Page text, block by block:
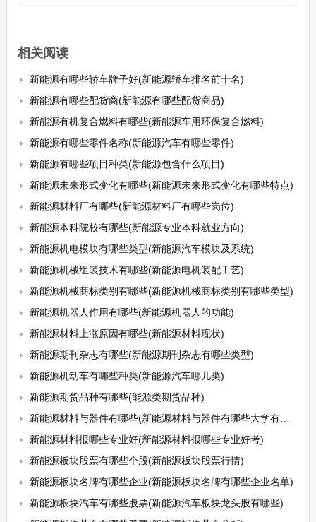
相关阅读
新能源有哪些轿车牌子好(新能源轿车排名前十名)
新能源有哪些配货商(新能源有哪些配货商品)
新能源有机复合燃料有哪些(新能源车用环保复合燃料)
新能源有哪些零件名称(新能源汽车有哪些零件)
新能源有哪些项目种类(新能源包含什么项目)
新能源未来形式变化有哪些(新能源未来形式变化有哪些特点)
新能源材料厂有哪些(新能源材料厂有哪些岗位)
新能源本科院校有哪些(新能源专业本科就业方向)
新能源机电模块有哪些类型(新能源汽车模块及系统)
新能源机械组装技术有哪些(新能源电机装配工艺)
新能源机械商标类别有哪些(新能源机械商标类别有哪些类型)
新能源机器人作用有哪些(新能源机器人的功能)
新能源材料上涨原因有哪些(新能源材料现状)
新能源期刊杂志有哪些(新能源期刊杂志有哪些类型)
新能源机动车有哪些种类(新能源汽车哪几类)
新能源期货品种有哪些(能源类期货品种)
新能源材料与器件有哪些(新能源材料与器件有哪些大学有这个专业)
新能源材料报哪些专业好(新能源材料报哪些专业好考)
新能源板块股票有哪些个股(新能源板块股票行情)
新能源板块名牌有哪些企业(新能源板块名牌有哪些企业名单)
新能源板块汽车有哪些股票(新能源汽车板块龙头股有哪些)